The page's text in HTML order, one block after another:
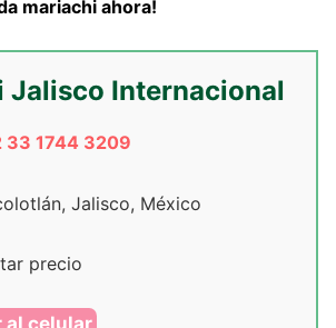
mariachi ahora!
Jalisco Internacional
33 1744 3209
Jalisco, México
precio